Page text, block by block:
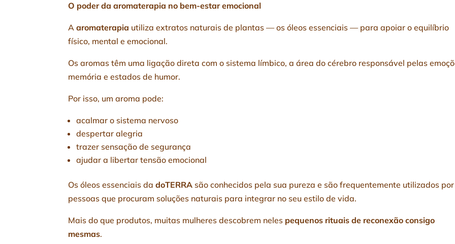
O poder da aromaterapia no bem-estar emocional
Aaromaterapia utiliza extratos naturais de plantas — os óleos essenciais — para apoiar o equilíbrio
físico, mental e emocional.
Os aromas têm uma ligação direta com o sistema límbico, a área do cérebro responsável pelas
memória e estados de humor.
Por isso, um aroma pode:
acalmar o sistema nervoso
despertar alegria
trazer sensação de segurança
ajudar a libertar tensão emocional
Os óleos essenciais dadoTERRA são conhecidos pela sua pureza e são frequentemente utilizados por
pessoas que procuram soluções naturais para integrar no seu estilo de vida.
Mais do que produtos, muitas mulheres descobrem neles pequenos rituais de reconexão consigo
mesmas.